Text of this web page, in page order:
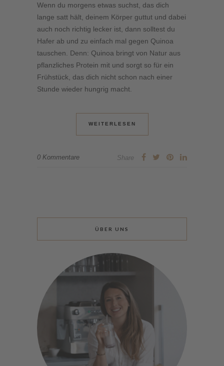
Wenn du morgens etwas suchst, das dich
lange satt hält, deinem Körper guttut und dabei
auch noch richtig lecker ist, dann solltest du
Hafer ab und zu einfach mal gegen Quinoa
tauschen. Denn: Quinoa bringt von Natur aus
pflanzliches Protein mit und sorgt so für ein
Frühstück, das dich nicht schon nach einer
Stunde wieder hungrig macht.
WEITERLESEN
0 Kommentare Share
ÜBER UNS